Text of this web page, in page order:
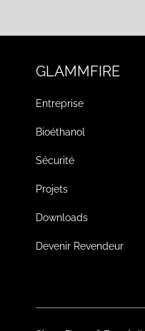
GLAMMFIRE
Entreprise
Bioéthanol
Sécurité
Projets
Downloads
Devenir Revendeur